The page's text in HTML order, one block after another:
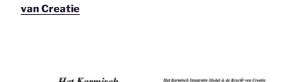
van Creatie